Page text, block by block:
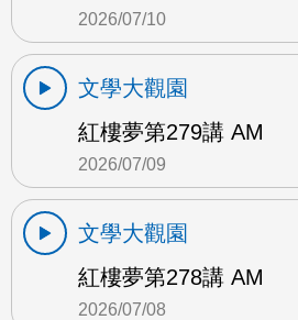
2026/07/10
文學大觀園
紅樓夢第279講 AM
2026/07/09
文學大觀園
紅樓夢第278講 AM
2026/07/08